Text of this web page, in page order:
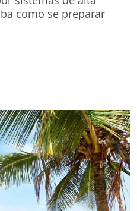
como se preparar